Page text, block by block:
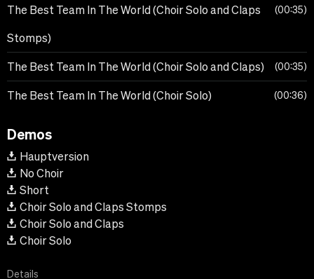
The Best Team In The World (Choir Solo and Claps
Stomps)
00:35
The Best Team In The World (Choir Solo and Claps) 00:35
The Best Team In The World (Choir Solo) 00:36
Demos
Hauptversion
No Choir
Short
Choir Solo and Claps Stomps
Choir Solo and Claps
Choir Solo
Details